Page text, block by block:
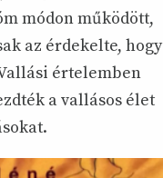
módon működött,
az érdekelte, hogy
értelemben
a vallásos élet